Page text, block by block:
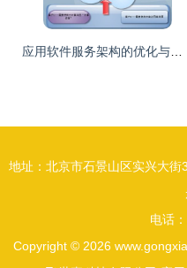
应用软件服务架构的优化与重构
地址：北京市石景山区实兴大
电话
Copyright © 2026